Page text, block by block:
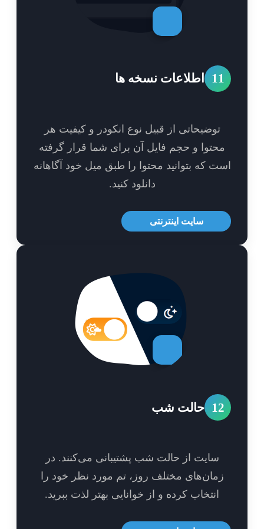
اطلاعات نسخه ها
توضیحاتی از قبیل نوع انکودر و کیفیت هر
و حجم فایل آن برای شما قرار گرفته
که بتوانید محتوا را طبق میل خود آگاهانه
دانلود کنید.
سایت اینترنتی
حالت شب
سایت از حالت شب پشتیبانی می‌کنند. در
مختلف روز، تم مورد نظر خود را
انتخاب کرده و از خوانایی بهتر لذت ببرید.